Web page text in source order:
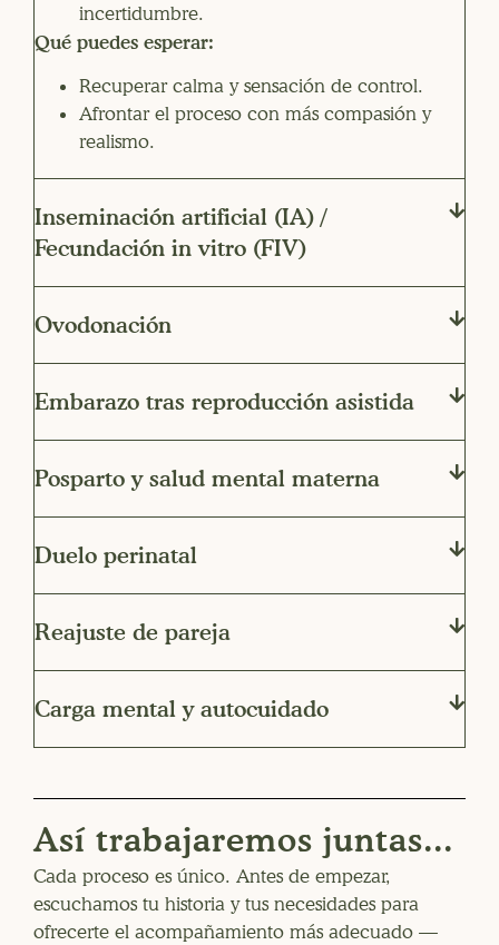
incertidumbre.
Qué puedes esperar:
Recuperar calma y sensación de control.
Afrontar el proceso con más compasión y
realismo.
Inseminación artificial (IA) /
Fecundación in vitro (FIV)
Ovodonación
Embarazo tras reproducción asistida
Posparto y salud mental materna
Duelo perinatal
Reajuste de pareja
Carga mental y autocuidado
Así trabajaremos juntas...
Cada proceso es único. Antes de empezar,
escuchamos tu historia y tus necesidades para
ofrecerte el acompañamiento más adecuado —